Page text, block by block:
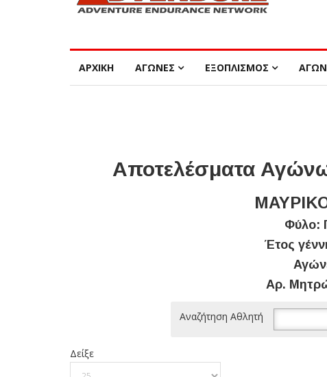
ΑΡΧΙΚΗ ΑΓΩΝΕΣ ΕΞΟΠΛΙΣΜΟΣ
Αποτελέσματα
Φύλο:
Έτος
Αρ.
Αναζήτηση Αθλητή
Δείξε